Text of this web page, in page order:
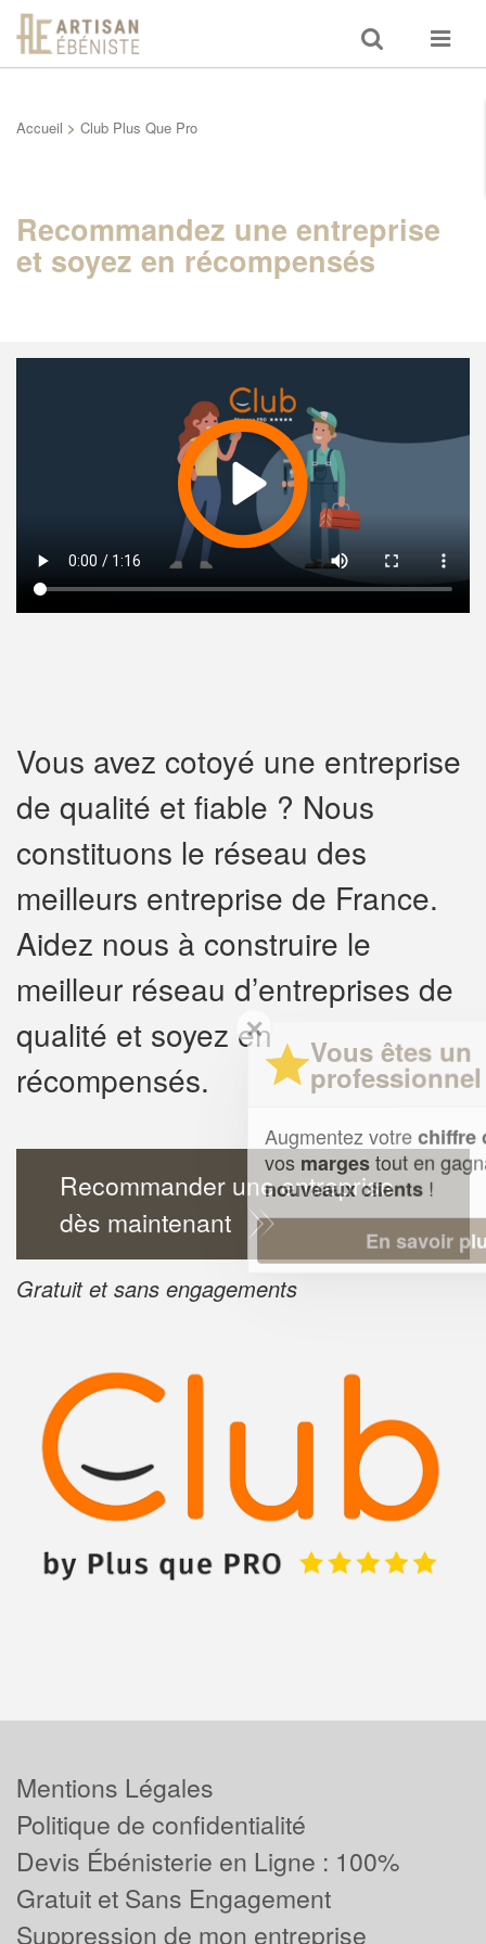
Toggle
search
Toggle
Accueil > Club Plus Que Pro
Recommandez une entreprise
et soyez en récompensés
Vous avez cotoyé une entreprise
de qualité et fiable ? Nous
constituons le réseau des
meilleurs entreprise de France.
Aidez nous à construire le
meilleur réseau d’entreprises de
qualité et soyez en
récompensés.
Recommander une entreprise
dès maintenant
Gratuit et sans engagements
✕
Vous êtes un
professionnel ?
Augmentez votrechiffre d'affaireset
tout en gagnant de
nouveaux clients!
En savoir plus
Mentions Légales
Politique de confidentialité
Devis Ébénisterie en Ligne : 100%
Gratuit et Sans Engagement
Suppression de mon entreprise